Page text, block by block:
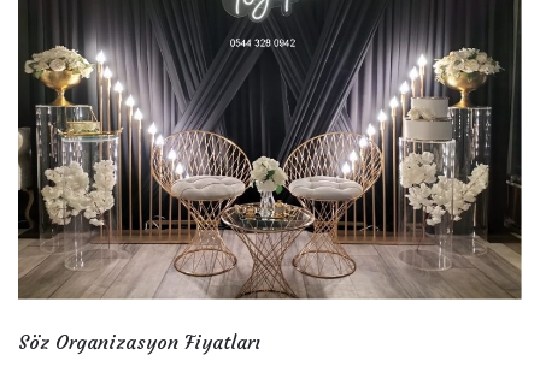
Söz Organizasyon Fiyatları